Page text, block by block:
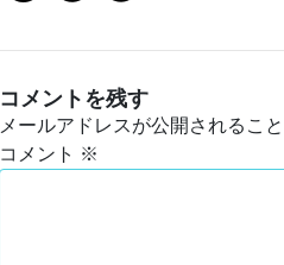
コメントを残す
メールアドレスが公開されるこ
コメント ※